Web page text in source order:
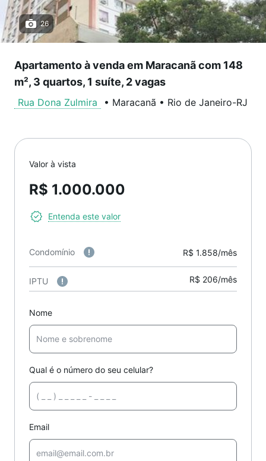
26
Apartamento à venda em Maracanã com 148
m², 3 quartos, 1 suíte, 2 vagas
Rua Dona Zulmira • Maracanã • Rio de Janeiro-RJ
Valor à vista
R$ 1.000.000
Entenda este valor
Condomínio R$ 1.858/mês
IPTU R$ 206/mês
Nome
Qual é o número do seu celular?
Email